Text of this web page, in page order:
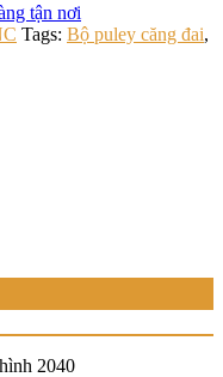
tận nơi
Tags: Bộ puley căng đai,
2040